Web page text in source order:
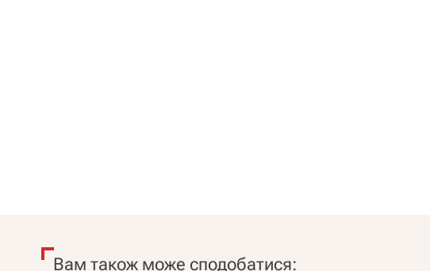
Вам також може сподобатися: